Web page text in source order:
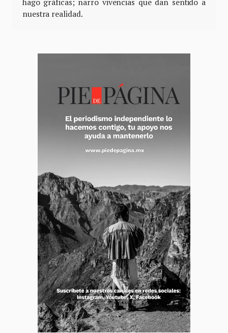
nuestra realidad.